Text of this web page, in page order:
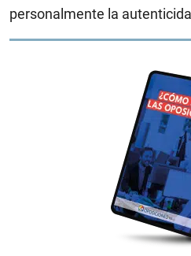
personalmente la